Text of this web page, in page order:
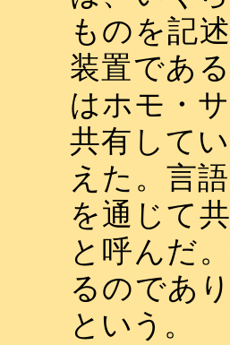
ものを記
装置であ
はホモ・
共有して
えた。言
を通じて
と呼んだ
るのであ
という。